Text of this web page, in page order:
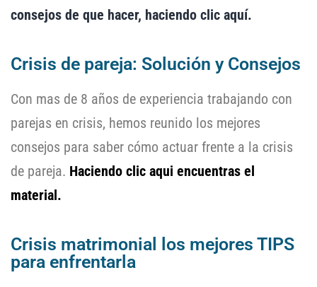
consejos de que hacer, haciendo clic aquí.
Crisis de pareja: Solución y Consejos
Con mas de 8 años de experiencia trabajando con
parejas en crisis, hemos reunido los mejores
consejos para saber cómo actuar frente a la crisis
de pareja. Haciendo clic aqui encuentras el
material.
Crisis matrimonial los mejores TIPS
para enfrentarla